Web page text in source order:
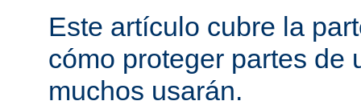
Este artículo cubre la
cómo proteger partes de
muchos usarán.